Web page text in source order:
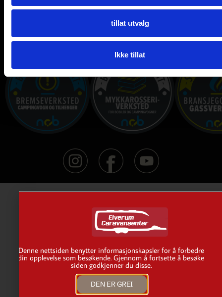
tillat utvalg
Ikke tillat
(telefontid 10-14)
Denne nettsiden benytter informasjonskapsler for å forbedre
din opplevelse som besøkende. Gjennom å fortsette å besøke
siden godkjenner du disse.
DEN ER GREI